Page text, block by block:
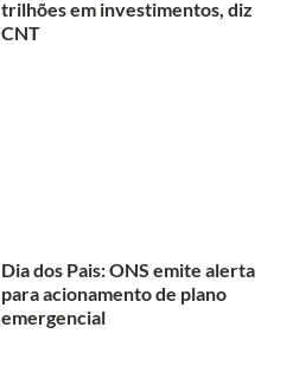
trilhões em investimentos, diz
CNT
Dia dos Pais: ONS emite alerta
para acionamento de plano
emergencial